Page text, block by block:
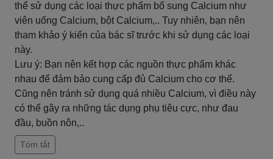
thể sử dụng các loại thực phẩm bổ sung Calcium như
viên uống Calcium, bột Calcium,.. Tuy nhiên, bạn nên
tham khảo ý kiến ​​của bác sĩ trước khi sử dụng các loại
này.
Lưu ý: Bạn nên kết hợp các nguồn thực phẩm khác
nhau để đảm bảo cung cấp đủ Calcium cho cơ thể.
Cũng nên tránh sử dụng quá nhiều Calcium, vì điều này
có thể gây ra những tác dụng phụ tiêu cực, như đau
đầu, buồn nôn,..
Tóm tắt